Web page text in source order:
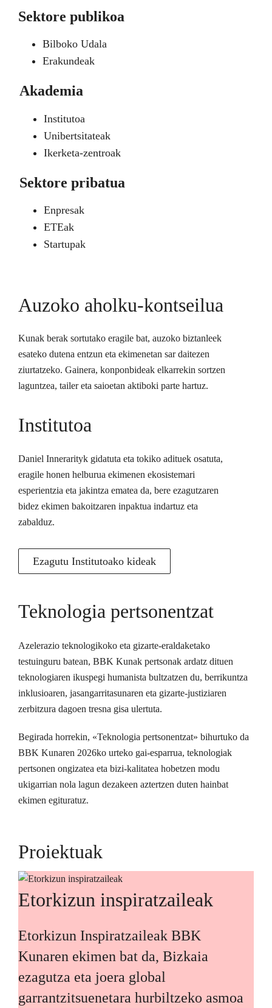
Sektore publikoa
Bilboko Udala
Erakundeak
Akademia
Institutoa
Unibertsitateak
Ikerketa-zentroak
Sektore pribatua
Enpresak
ETEak
Startupak
Auzoko aholku-kontseilua
Kunak berak sortutako eragile bat, auzoko biztanleek
esateko dutena entzun eta ekimenetan sar daitezen
ziurtatzeko. Gainera, konponbideak elkarrekin sortzen
laguntzea, tailer eta saioetan aktiboki parte hartuz.
Institutoa
Daniel Innerarityk gidatuta eta tokiko adituek osatuta,
eragile honen helburua ekimenen ekosistemari
esperientzia eta jakintza ematea da, bere ezagutzaren
bidez ekimen bakoitzaren inpaktua indartuz eta
zabalduz.
Ezagutu Institutoako kideak
Teknologia pertsonentzat
Azelerazio teknologikoko eta gizarte-eraldaketako
testuinguru batean, BBK Kunak pertsonak ardatz dituen
teknologiaren ikuspegi humanista bultzatzen du, berrikuntza
inklusioaren, jasangarritasunaren eta gizarte-justiziaren
zerbitzura dagoen tresna gisa ulertuta.
Begirada horrekin, «Teknologia pertsonentzat» bihurtuko da
BBK Kunaren 2026ko urteko gai-esparrua, teknologiak
pertsonen ongizatea eta bizi-kalitatea hobetzen modu
ukigarrian nola lagun dezakeen aztertzen duten hainbat
ekimen egituratuz.
Proiektuak
Etorkizun inspiratzaileak
Etorkizun Inspiratzaileak BBK
Kunaren ekimen bat da, Bizkaia
ezagutza eta joera global
garrantzitsuenetara hurbiltzeko asmoa